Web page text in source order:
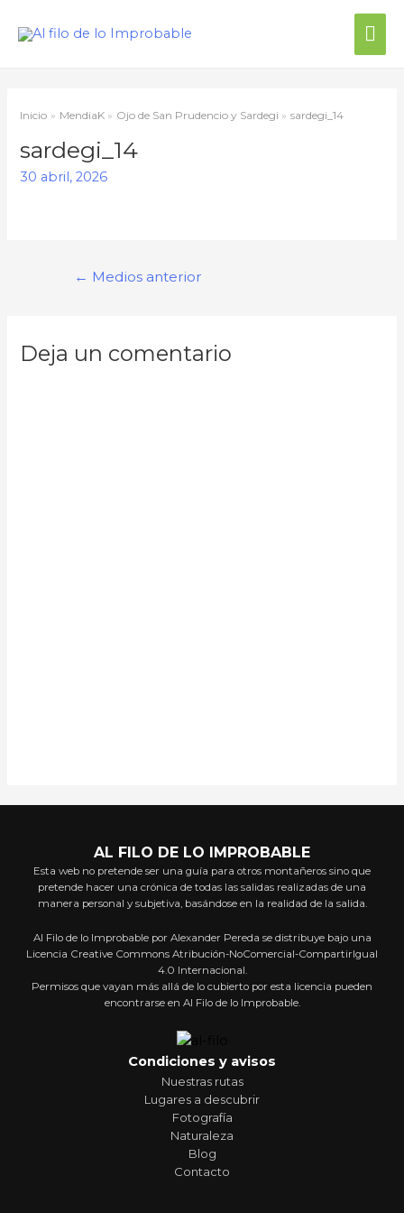
Inicio MendiaK Ojo de San Prudencio y Sardegi sardegi_14
sardegi_14
30 abril, 2026
Navegación
← Medios anterior
Deja un comentario
AL FILO DE LO IMPROBABLE
Esta web no pretende ser una guía para otros montañeros sino que
pretende hacer una crónica de todas las salidas realizadas de una
manera personal y subjetiva, basándose en la realidad de la salida.
Al Filo de lo Improbable por Alexander Pereda se distribuye bajo una
Licencia Creative Commons Atribución-NoComercial-CompartirIgual
4.0 Internacional.
Permisos que vayan más allá de lo cubierto por esta licencia pueden
encontrarse en Al Filo de lo Improbable.
Condiciones y avisos
Nuestras rutas
Lugares a descubrir
Fotografía
Naturaleza
Blog
Contacto